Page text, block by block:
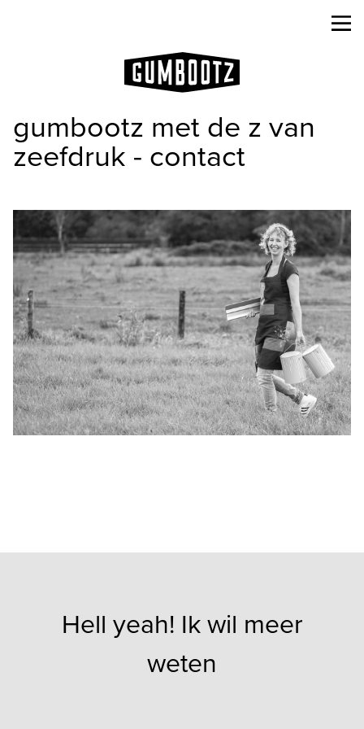
gumbootz met de z van
zeefdruk - contact
Hell yeah! Ik wil meer
weten